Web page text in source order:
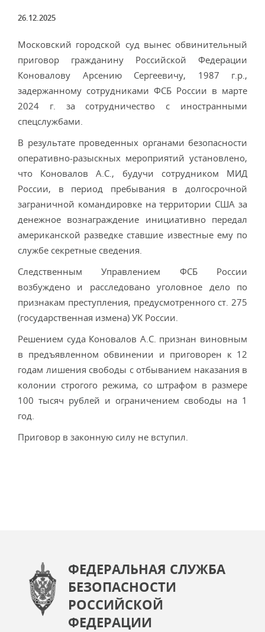
26.12.2025
Московский городской суд вынес обвинительный
приговор гражданину Российской Федерации
Коновалову Арсению Сергеевичу, 1987 г.р.,
задержанному сотрудниками ФСБ России в марте
2024 г. за сотрудничество с иностранными
спецслужбами.
В результате проведенных органами безопасности
оперативно-разыскных мероприятий установлено,
что Коновалов А.С., будучи сотрудником МИД
России, в период пребывания в долгосрочной
заграничной командировке на территории США за
денежное вознаграждение инициативно передал
американской разведке ставшие известные ему по
службе секретные сведения.
Следственным Управлением ФСБ России
возбуждено и расследовано уголовное дело по
признакам преступления, предусмотренного ст. 275
(государственная измена) УК России.
Решением суда Коновалов А.С. признан виновным
в предъявленном обвинении и приговорен к 12
годам лишения свободы с отбыванием наказания в
колонии строгого режима, со штрафом в размере
100 тысяч рублей и ограничением свободы на 1
год.
Приговор в законную силу не вступил.
ФЕДЕРАЛЬНАЯ СЛУЖБА
БЕЗОПАСНОСТИ
РОССИЙСКОЙ
ФЕДЕРАЦИИ